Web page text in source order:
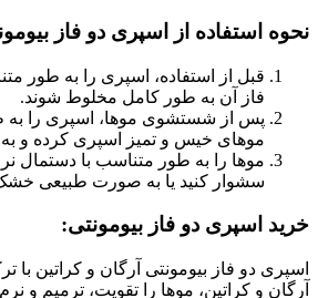
نحوه استفاده از اسپری دو فاز
قبل از استفاده، اسپری را به طور
فاز آن به طور کامل مخلوط شوند.
پس از شستشوی موها، اسپری را به
موهای خیس و تمیز اسپری کرده و
موها را به طور متناسب با دستمال
سشوار کنید یا به صورت طبیعی
خرید اسپری دو فاز بیومونتی:
اسپری دو فاز بیومونتی آرگان و کراتین با
آرگان و کراتین، موها را تقویت، ترمیم و